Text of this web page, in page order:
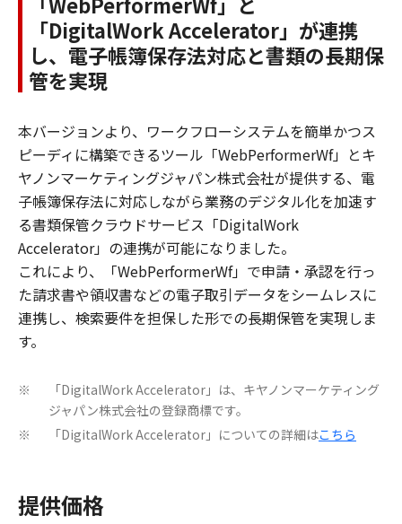
「DigitalWork Accelerator」が連携
し、電子帳簿保存法対応と書類の長期保
管を実現
本バージョンより、ワークフローシステムを簡単かつス
ピーディに構築できるツール「WebPerformerWf」とキ
ヤノンマーケティングジャパン株式会社が提供する、電
子帳簿保存法に対応しながら業務のデジタル化を加速す
る書類保管クラウドサービス「DigitalWork
Accelerator」の連携が可能になりました。
これにより、「WebPerformerWf」で申請・承認を行っ
た請求書や領収書などの電子取引データをシームレスに
連携し、検索要件を担保した形での長期保管を実現しま
す。
※
「DigitalWork Accelerator」は、キヤノンマーケティング
ジャパン株式会社の登録商標です。
※ 「DigitalWork Accelerator」についての詳細はこちら
提供価格